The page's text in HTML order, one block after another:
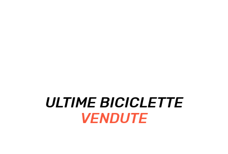
ULTIME BICICLETTE
VENDUTE